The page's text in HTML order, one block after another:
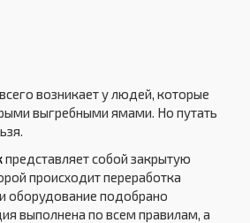
возникает у людей, которые
выгребными ямами. Но путать
представляет собой закрытую
происходит переработка
оборудование подобрано
выполнена по всем правилам, а